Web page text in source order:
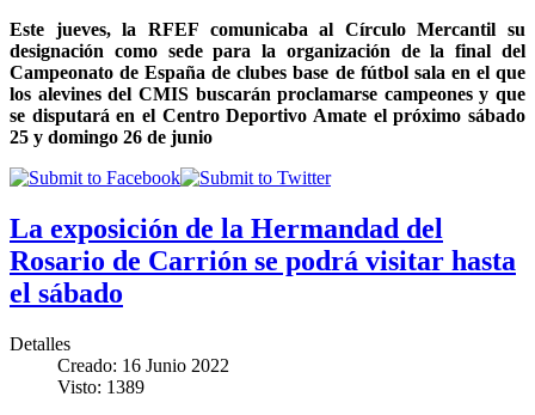
Este jueves, la RFEF comunicaba al Círculo Mercantil su
designación como sede para la organización de la final del
Campeonato de España de clubes base de fútbol sala en el que
los alevines del CMIS buscarán proclamarse campeones y que
se disputará en el Centro Deportivo Amate el próximo sábado
25 y domingo 26 de junio
La exposición de la Hermandad del
Rosario de Carrión se podrá visitar hasta
el sábado
Detalles
Creado: 16 Junio 2022
Visto: 1389